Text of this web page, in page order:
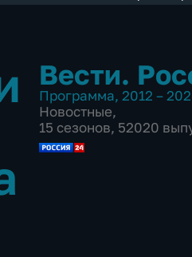
Вести.
Программа, 2012 –
Новостные,
15 сезонов, 52020